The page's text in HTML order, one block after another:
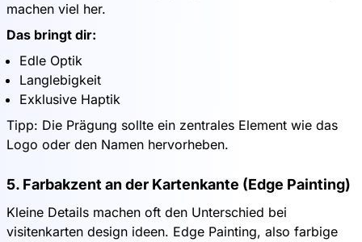
machen viel her.
Das bringt dir:
Edle Optik
Langlebigkeit
Exklusive Haptik
Tipp: Die Prägung sollte ein zentrales Element wie das
Logo oder den Namen hervorheben.
5. Farbakzent an der Kartenkante (Edge Painting)
Kleine Details machen oft den Unterschied bei
visitenkarten design ideen. Edge Painting, also farbige